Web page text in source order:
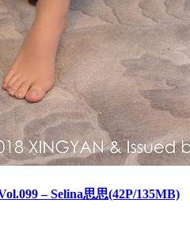
– Selina思思(42P/135MB)